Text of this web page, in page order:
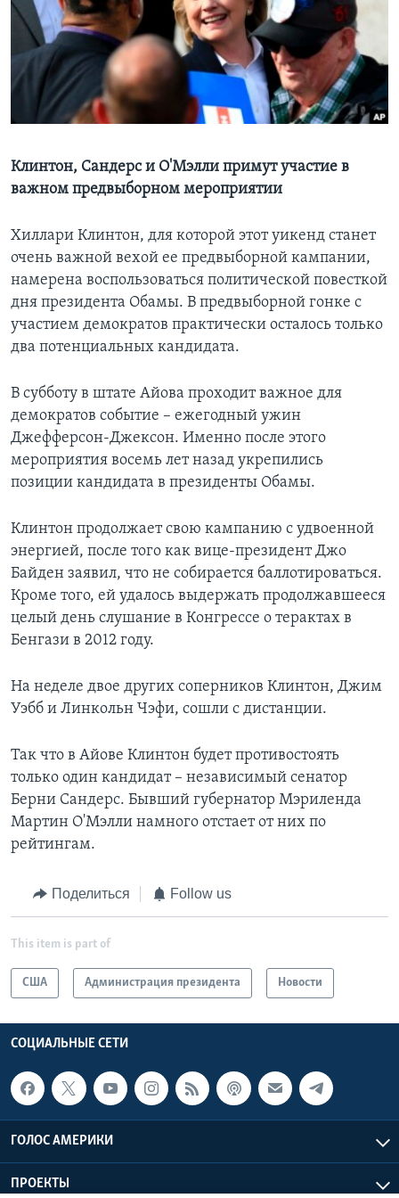
Learning English
СОЦИАЛЬНЫЕ СЕТИ
Языки
Клинтон, Сандерс и О'Мэлли примут участие в
важном предвыборном мероприятии
Хиллари Клинтон, для которой этот уикенд станет
очень важной вехой ее предвыборной кампании,
намерена воспользоваться политической повесткой
дня президента Обамы. В предвыборной гонке с
участием демократов практически осталось только
два потенциальных кандидата.
В субботу в штате Айова проходит важное для
демократов событие – ежегодный ужин
Джефферсон-Джексон. Именно после этого
мероприятия восемь лет назад укрепились
позиции кандидата в президенты Обамы.
Клинтон продолжает свою кампанию с удвоенной
энергией, после того как вице-президент Джо
Байден заявил, что не собирается баллотироваться.
Кроме того, ей удалось выдержать продолжавшееся
целый день слушание в Конгрессе о терактах в
Бенгази в 2012 году.
На неделе двое других соперников Клинтон, Джим
Уэбб и Линкольн Чэфи, сошли с дистанции.
Так что в Айове Клинтон будет противостоять
только один кандидат – независимый сенатор
Берни Сандерс. Бывший губернатор Мэриленда
Мартин О'Мэлли намного отстает от них по
рейтингам.
Поделиться Follow us
This item is part of
США Администрация президента Новости
СОЦИАЛЬНЫЕ СЕТИ
ГОЛОС АМЕРИКИ
ПРОЕКТЫ